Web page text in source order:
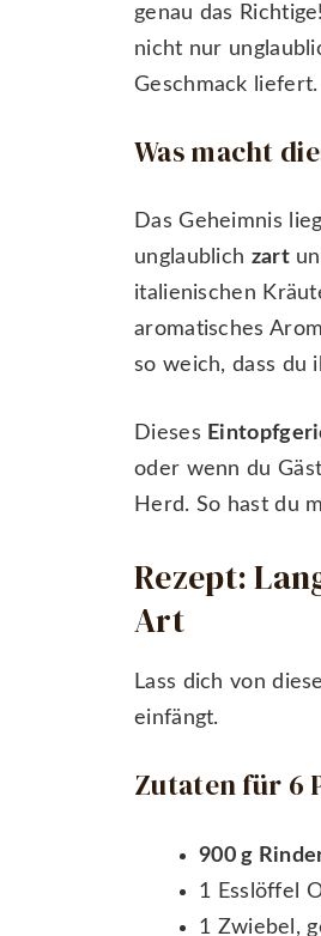
genau das
nicht nur
Geschmack liefert.
Was macht
Das Geheimnis
unglaublich zart
italienischen
aromatisches
so weich, dass du
Dieses
oder wenn du
Herd. So hast du
Rezept:
Art
Lass dich von
einfängt.
Zutaten für 6
900 g
1 Esslöffel
1 Zwiebel,